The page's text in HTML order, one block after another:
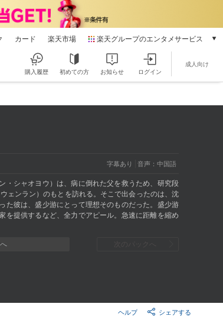
カード 楽天市場 楽天グループのエンタメサービス
本/ゲーム/CD/DVD
音楽配信
楽天ミュージック
動画配信
動画配信ガイド
Rakuten PLAY
購入履歴 初めての方 お知らせ ログイン
成人向け
字幕あり 音声：中国語
・シャオヨウ）は、病に倒れた父を救うため、研究段
ェンラン）のもとを訪れる。そこで出会ったのは、沈
た彼は、盛少游にとって理想そのものだった。盛少游
を提供するなど、全力でアピール。急速に距離を縮め
次のパックへ
シェアする
ヘルプ